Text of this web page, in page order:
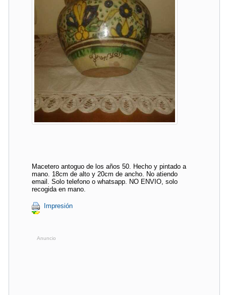
Macetero antoguo de los años 50. Hecho y pintado a
mano. 18cm de alto y 20cm de ancho. No atiendo
email. Solo telefono o whatsapp. NO ENVIO, solo
recogida en mano.
Impresión
Anuncio